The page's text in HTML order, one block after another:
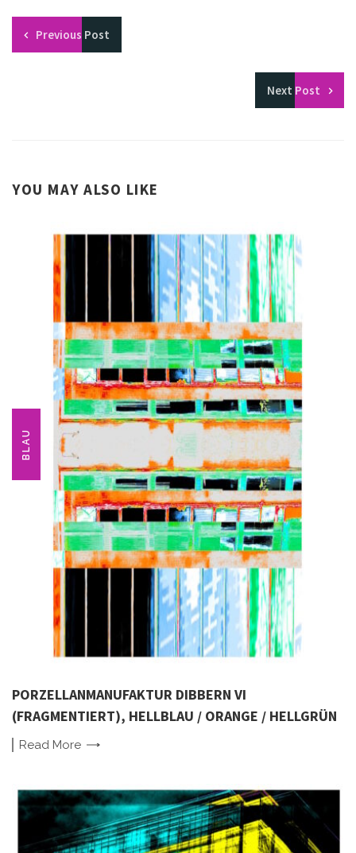
Previous Post
Next Post
YOU MAY ALSO LIKE
BLAU
PORZELLANMANUFAKTUR DIBBERN VI
(FRAGMENTIERT), HELLBLAU / ORANGE / HELLGRÜN
Read More